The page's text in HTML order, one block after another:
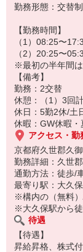
◎土日休みなので
【1日の流れ】
08:25始業・業務
08:30業務開始
12:15昼食・休憩
13:00作業再開
17:30終業
詳細については面
募集状況等によっ
す。
勤務形態：交替制
【勤務時間】
（1）08:25〜
（2）20:25〜
※最初の半年間
【備考】
勤務：2交替
休憩：（1）3回
休日：5勤2休/土
休暇：GW休暇
アクセス・勤
京都府久世郡久
勤務詳細：久世
通勤方法：徒歩/
最寄り駅：大久
※構内の（無料
※大久保駅から
待遇
【待遇】
昇給昇格、株式